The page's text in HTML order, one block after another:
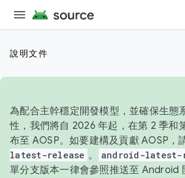
說明文件
為配合主幹穩定開發模型，並確保生態
性，我們將自 2026 年起，在第 2 季和
布至 AOSP。如要建構及貢獻 AOSP，
latest-release 。 android-latest-
單分支版本一律會參照推送至 Android